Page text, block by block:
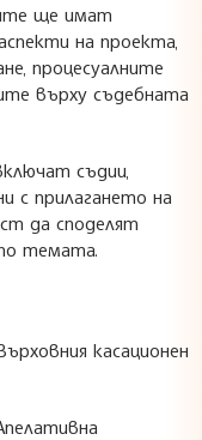
ще имат
на проекта,
процесуалните
върху съдебната
съдии,
с прилагането на
да споделят
темата.
касационен